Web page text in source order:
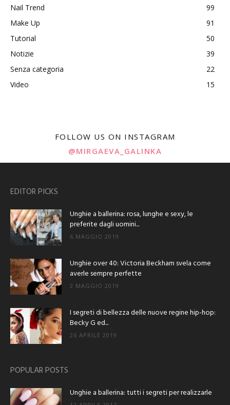
Nail Trend
99
Make Up
91
Tutorial
50
Notizie
39
Senza categoria
22
Video
15
FOLLOW US ON INSTAGRAM
@MIRGAEVA_GALINKA
EDITOR PICKS
Unghie a ballerina: rosa, lunghe e sexy, le
preferite dagli uomini...
6 MAGGIO 2019
Unghie over 40: Victoria Beckham svela come
averle sempre perfette
2 MAGGIO 2019
I segreti di bellezza delle nuove regine hip-hop:
Becky G ed...
26 APRILE 2019
POPULAR POSTS
Unghie a ballerina: tutti i segreti per realizzarle